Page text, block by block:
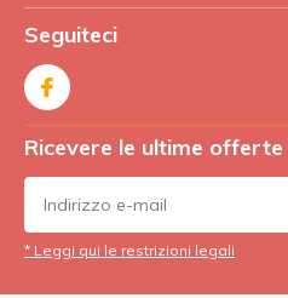
Seguiteci
Ricevere le ultime
* Leggi qui le restrizioni legali